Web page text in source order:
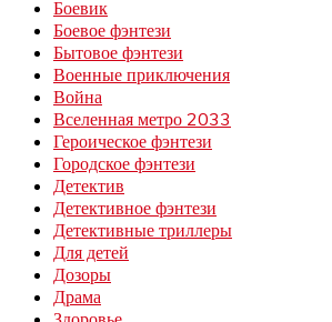
Боевик
Боевое фэнтези
Бытовое фэнтези
Военные приключения
Война
Вселенная метро 2033
Героическое фэнтези
Городское фэнтези
Детектив
Детективное фэнтези
Детективные триллеры
Для детей
Дозоры
Драма